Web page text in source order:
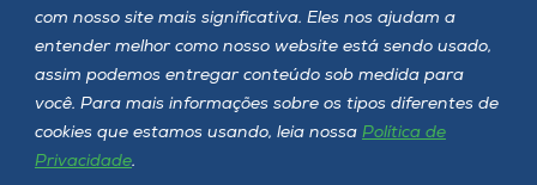
com nosso site mais significativa. Eles nos ajudam a
entender melhor como nosso website está sendo usado,
assim podemos entregar conteúdo sob medida para
você. Para mais informações sobre os tipos diferentes de
cookies que estamos usando, leia nossa Política de
Privacidade.